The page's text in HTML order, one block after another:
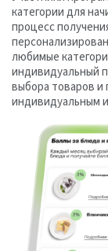
категории для
процесс
любимые
индивидуальный
выбора товаров и
индивидуальным